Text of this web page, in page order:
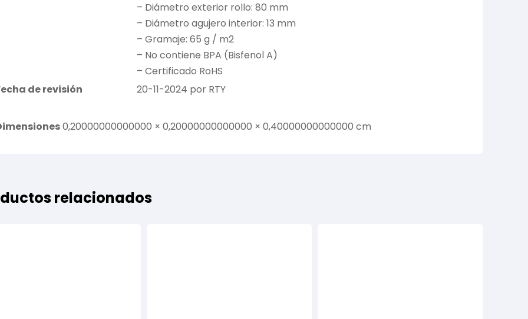
– Diámetro exterior rollo: 80 mm
– Diámetro agujero interior: 13 mm
– Gramaje: 65 g / m2
– No contiene BPA (Bisfenol A)
– Certificado RoHS
de revisión
20-11-2024 por RTY
0,20000000000000 × 0,20000000000000 × 0,40000000000000 cm
relacionados